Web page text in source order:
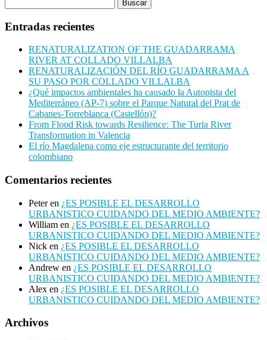
Entradas recientes
RENATURALIZATION OF THE GUADARRAMA
RIVER AT COLLADO VILLALBA
RENATURALIZACIÓN DEL RÍO GUADARRAMA A
SU PASO POR COLLADO VILLALBA
¿Qué impactos ambientales ha causado la Autopista del
Mediterráneo (AP-7) sobre el Parque Natural del Prat de
Cabanes-Torreblanca (Castellón)?
From Flood Risk towards Resilience: The Turia River
Transformation in Valencia
El río Magdalena como eje estructurante del territorio
colombiano
Comentarios recientes
Peteren ¿ES POSIBLE EL DESARROLLO
URBANISTICO CUIDANDO DEL MEDIO AMBIENTE?
William en ¿ES POSIBLE EL DESARROLLO
URBANISTICO CUIDANDO DEL MEDIO AMBIENTE?
Nick en ¿ES POSIBLE EL DESARROLLO
URBANISTICO CUIDANDO DEL MEDIO AMBIENTE?
Andrew en ¿ES POSIBLE EL DESARROLLO
URBANISTICO CUIDANDO DEL MEDIO AMBIENTE?
Alex en ¿ES POSIBLE EL DESARROLLO
URBANISTICO CUIDANDO DEL MEDIO AMBIENTE?
Archivos